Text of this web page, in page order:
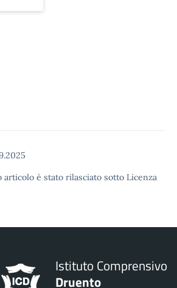
è stato rilasciato sotto Licenza
Istituto Comprensivo
Druento